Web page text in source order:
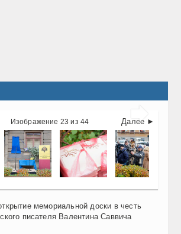

Далее ►
Изображение 23 из 44
мемориальной доски в честь
писателя Валентина Саввича